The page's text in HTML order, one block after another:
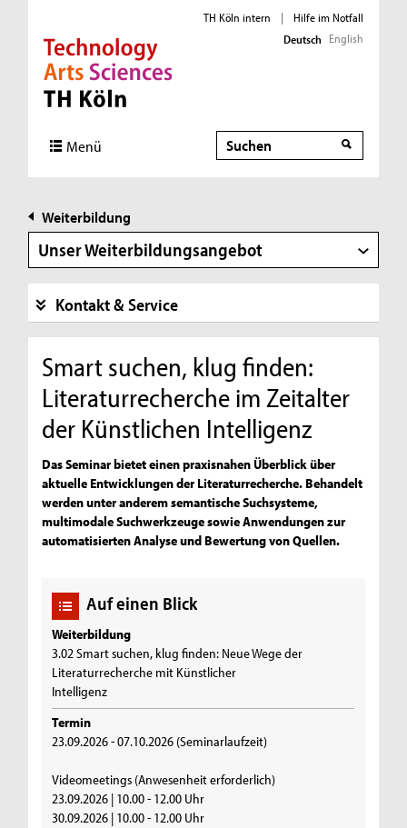
Direkt zur Hauptnavigation
Direkt zur Subnavigation
Direkt zum Inhalt
Direkt zum Fußbereich
TH Köln intern |
Hilfe im Notfall
Deutsch English
Menü Suche
Weiterbildung
Unser Weiterbildungsangebot
Kontakt & Service
Smart suchen, klug finden:
Literaturrecherche im Zeitalter
der Künstlichen Intelligenz
Das Seminar bietet einen praxisnahen Überblick über
aktuelle Entwicklungen der Literaturrecherche. Behandelt
werden unter anderem semantische Suchsysteme,
multimodale Suchwerkzeuge sowie Anwendungen zur
automatisierten Analyse und Bewertung von Quellen.
Auf einen Blick
Weiterbildung
3.02 Smart suchen, klug finden: Neue Wege der
Literaturrecherche mit Künstlicher
Intelligenz
Termin
23.09.2026 - 07.10.2026 (Seminarlaufzeit)
Videomeetings (Anwesenheit erforderlich)
23.09.2026 | 10.00 - 12.00 Uhr
30.09.2026 | 10.00 - 12.00 Uhr